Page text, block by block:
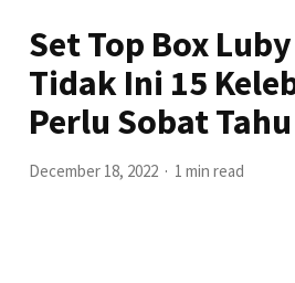
Set Top Box
Tidak Ini 15
Perlu Sobat Tahu
December 18, 2022 1 min read